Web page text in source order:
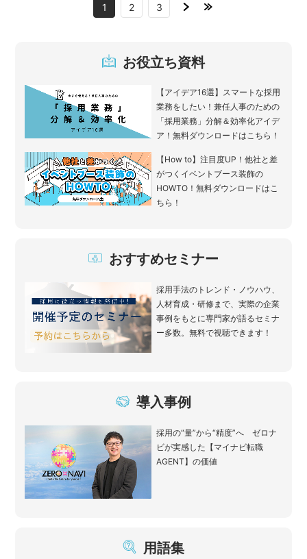
1 2 3
お役立ち資料
【アイデア16選】スマートな採用
業務をしたい！兼任人事のための
「採用業務」分解＆効率化アイデ
ア！無料ダウンロードはこちら！
【How to】注目度UP！他社と差
がつくイベントブース装飾の
HOWTO！無料ダウンロードはこ
ちら！
おすすめセミナー
採用手法のトレンド・ノウハウ、
人材育成・研修まで、実際の企業
事例をもとに専門家が語るセミナ
ー多数。無料で視聴できます！
導入事例
採用の“量”から“精度”へ ゼロナ
ビが実感した【マイナビ転職
AGENT】の価値
用語集